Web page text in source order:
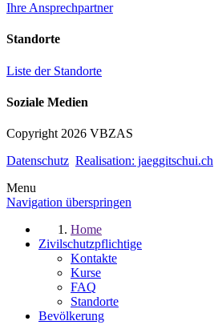
Ihre Ansprechpartner
Standorte
Liste der Standorte
Soziale Medien
Copyright 2026 VBZAS
Datenschutz Realisation: jaeggitschui.ch
Menu
Navigation überspringen
Home
Zivilschutzpflichtige
Kontakte
Kurse
FAQ
Standorte
Bevölkerung